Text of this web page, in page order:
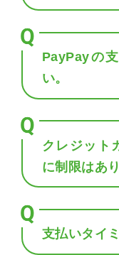
PayPayの
い。
クレジット
に制限はあ
支払いタイ